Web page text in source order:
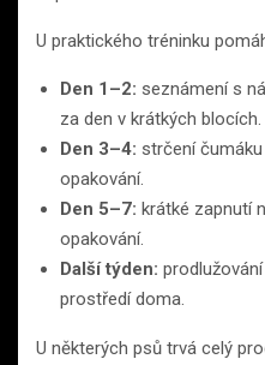
U praktického tréninku
Den 1–2: seznámení s
za den v krátkých blocích.
Den 3–4: strčení
opakování.
Den 5–7: krátké zapnutí
opakování.
Další týden:
prostředí doma.
U některých psů trvá celý